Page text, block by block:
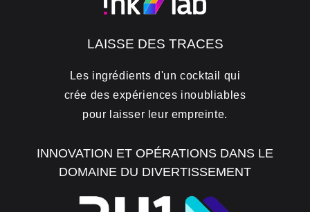
LAISSE DES TRACES
Les ingrédients d'un cocktail qui
crée des expériences inoubliables
pour laisser leur empreinte.
INNOVATION ET OPÉRATIONS DANS LE
DOMAINE DU DIVERTISSEMENT